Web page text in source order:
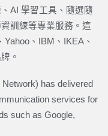
AI 學習工具、隨選隨
訓練等專業服務。這
、IBM、IKEA、
。
has delivered
services for
such as Google,